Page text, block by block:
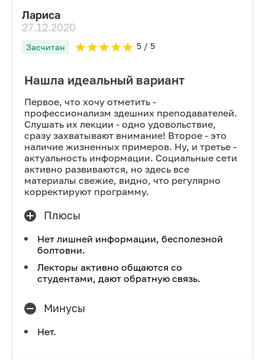
Лариса
27.12.2020
Засчитан 5/ 5
Нашла идеальный вариант
Первое, что хочу отметить -
профессионализм здешних преподавателей.
Слушать их лекции - одно удовольствие,
сразу захватывают внимание! Второе - это
наличие жизненных примеров. Ну, и третье -
актуальность информации. Социальные сети
активно развиваются, но здесь все
материалы свежие, видно, что регулярно
корректируют программу.
Плюсы
Нет лишней информации, бесполезной
болтовни.
Лекторы активно общаются со
студентами, дают обратную связь.
Минусы
Нет.